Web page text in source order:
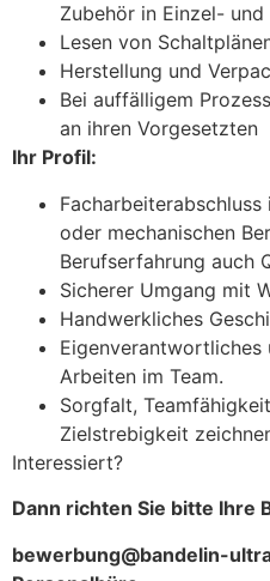
Zubehör in Einzel-
Lesen von
Herstellung und
Bei auffälligem
an ihren Vorgesetzten
Ihr Profil:
oder mechanischen
Berufserfahrung auch
Sicherer Umgang mit
Handwerkliches
Arbeiten im Team.
Sorgfalt,
Zielstrebigkeit
Interessiert?
Dann richten Sie bitte Ihre
bewerbung@bandelin-